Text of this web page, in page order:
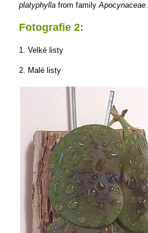
platyphylla from familyApocynaceae.
Fotografie 2:
1. Velké listy
2. Malé listy